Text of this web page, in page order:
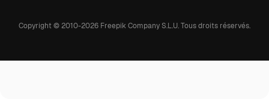
Copyright © 2010-2026 Freepik Company S.L.U.Tous droits réservés.